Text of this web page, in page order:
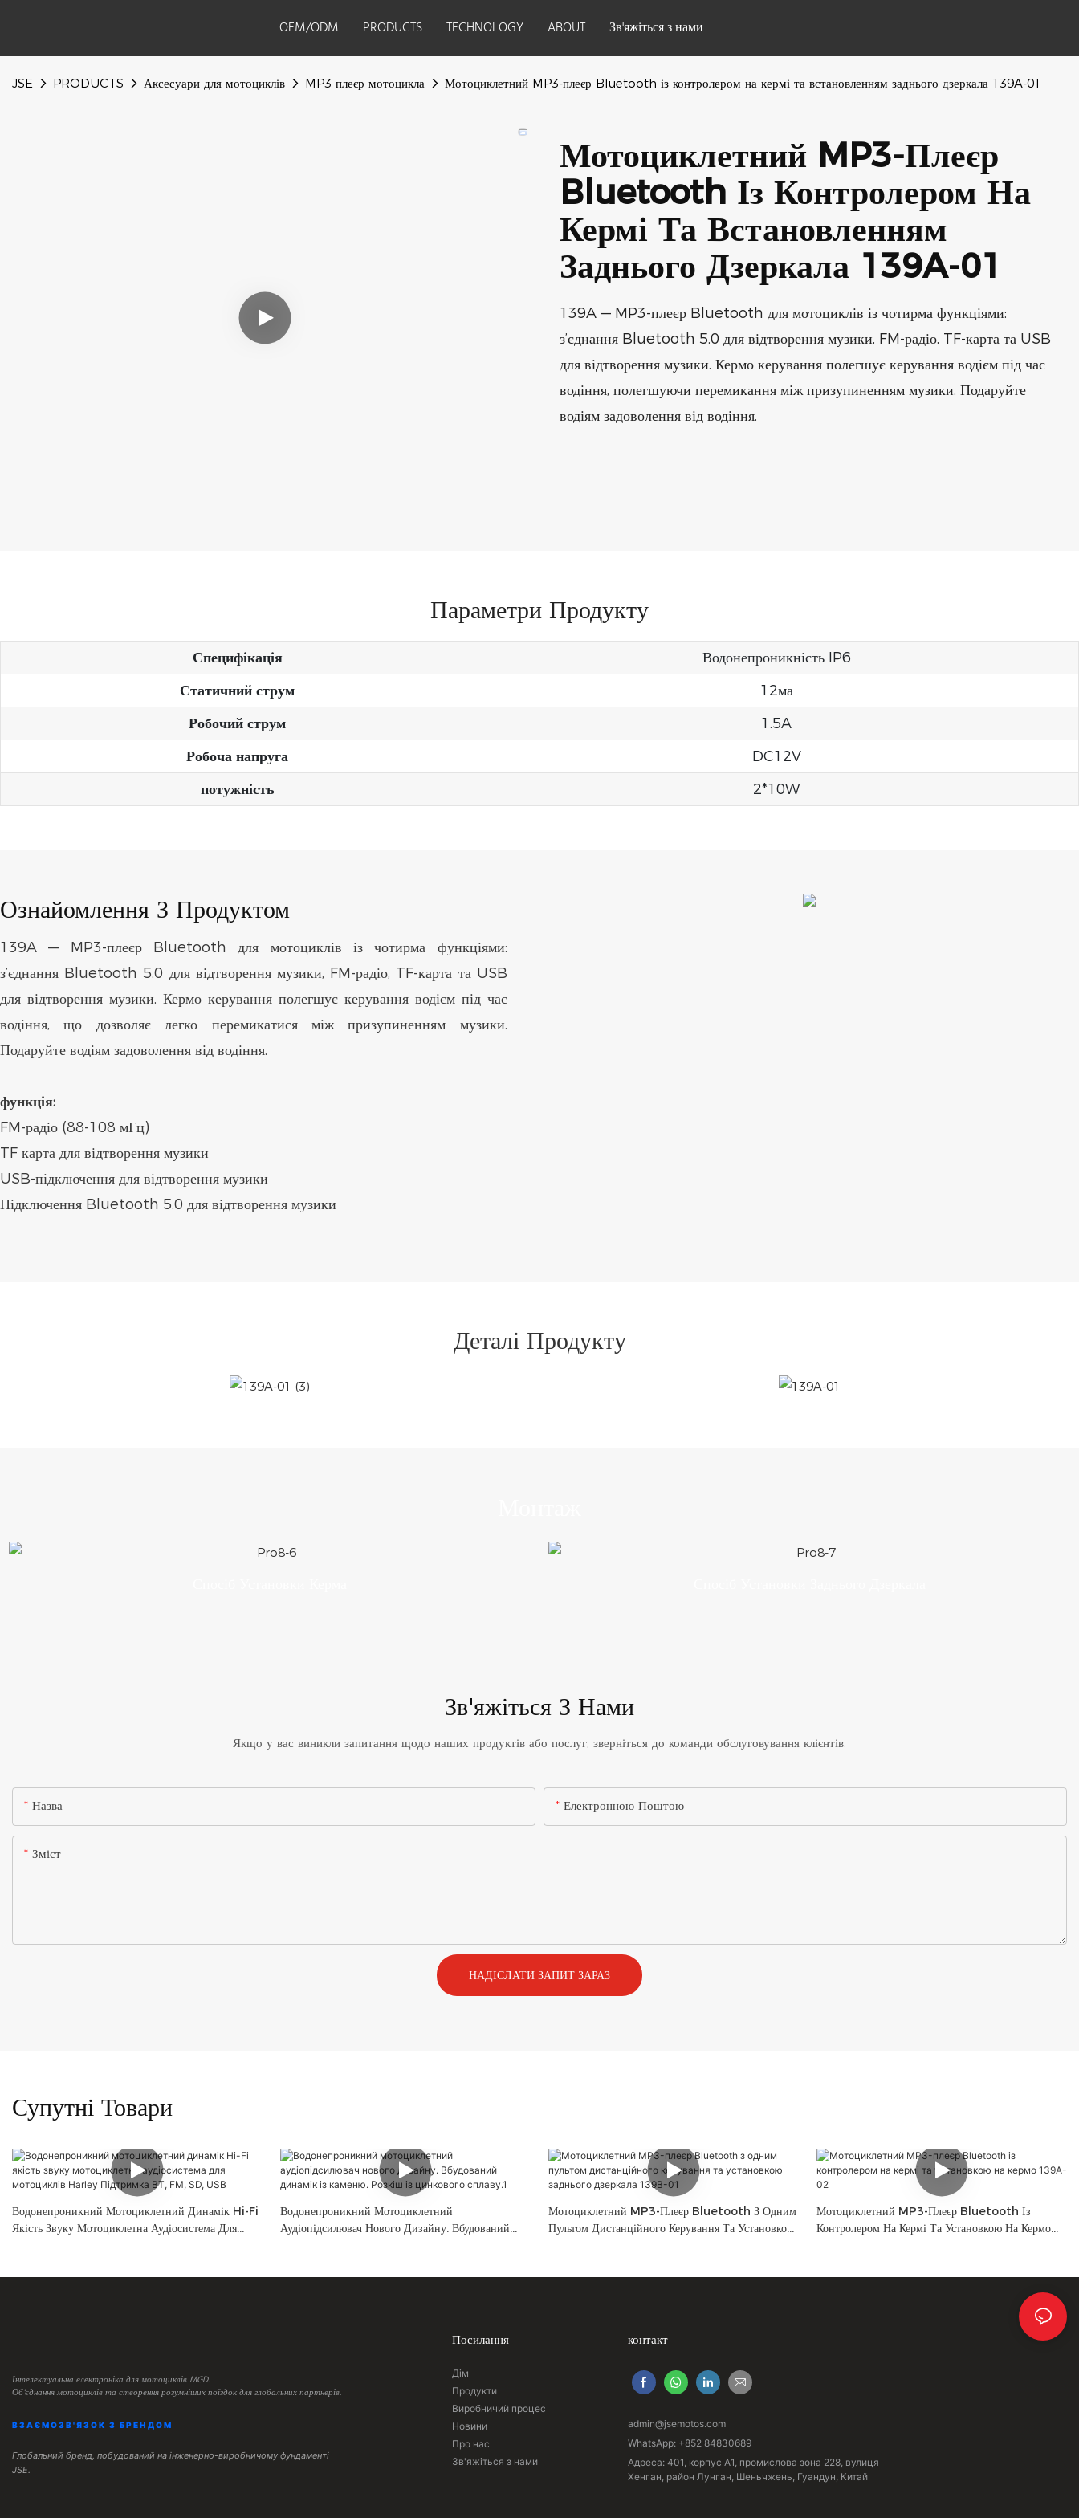
OEM/ODM PRODUCTS TECHNOLOGY ABOUT Зв'яжіться з нами
JSE PRODUCTS Аксесуари для мотоциклів MP3 плеєр мотоцикла Мотоциклетний MP3-плеєр Bluetooth із контролером на кермі та встановленням заднього дзеркала 139A-01
Мотоциклетний MP3-Плеєр
Bluetooth Із Контролером На
Кермі Та Встановленням
Заднього Дзеркала 139A-01
139A — MP3-плеєр Bluetooth для мотоциклів із чотирма функціями:
з’єднання Bluetooth 5.0 для відтворення музики, FM-радіо, TF-карта та USB
для відтворення музики. Кермо керування полегшує керування водієм під час
водіння, полегшуючи перемикання між призупиненням музики. Подаруйте
водіям задоволення від водіння.
Параметри Продукту
Специфікація
Водонепроникність IP6
Статичний струм
12ма
Робочий струм
1.5A
Робоча напруга
DC12V
потужність
2*10W
Ознайомлення З Продуктом
139A — MP3-плеєр Bluetooth для мотоциклів із чотирма функціями:
з’єднання Bluetooth 5.0 для відтворення музики, FM-радіо, TF-карта та USB
для відтворення музики. Кермо керування полегшує керування водієм під час
водіння, що дозволяє легко перемикатися між призупиненням музики.
Подаруйте водіям задоволення від водіння.
функція:
FM-радіо (88-108 мГц)
TF карта для відтворення музики
USB-підключення для відтворення музики
Підключення Bluetooth 5.0 для відтворення музики
Деталі Продукту
Зв'яжіться З Нами
Якщо у вас виникли запитання щодо наших продуктів або послуг, зверніться до команди обслуговування клієнтів.
Назва Електронною Поштою
Зміст
НАДІСЛАТИ ЗАПИТ ЗАРАЗ
Супутні Товари
Водонепроникний Мотоциклетний Динамік Hi-Fi
Якість Звуку Мотоциклетна Аудіосистема Для
Водонепроникний Мотоциклетний
Аудіопідсилювач Нового Дизайну. Вбудований
Мотоциклетний MP3-Плеєр Bluetooth З Одним
Пультом Дистанційного Керування Та Установкою
Мотоциклетний MP3-Плеєр Bluetooth Із
Контролером На Кермі Та Установкою На Кермо
Інтелектуальна електроніка для мотоциклів MGD.
Об'єднання мотоциклів та створення розумніших поїздок для глобальних партнерів.
ВЗАЄМОЗВ'ЯЗОК З БРЕНДОМ
Глобальний бренд, побудований на інженерно-виробничому фундаменті
JSE.
Посилання
Дім
Продукти
Виробничий процес
Новини
Про нас
Зв'яжіться з нами
контакт
admin@jsemotos.com
WhatsApp: +852 84830689
Адреса: 401, корпус A1, промислова зона 228, вулиця
Хенган, район Лунган, Шеньчжень, Гуандун, Китай